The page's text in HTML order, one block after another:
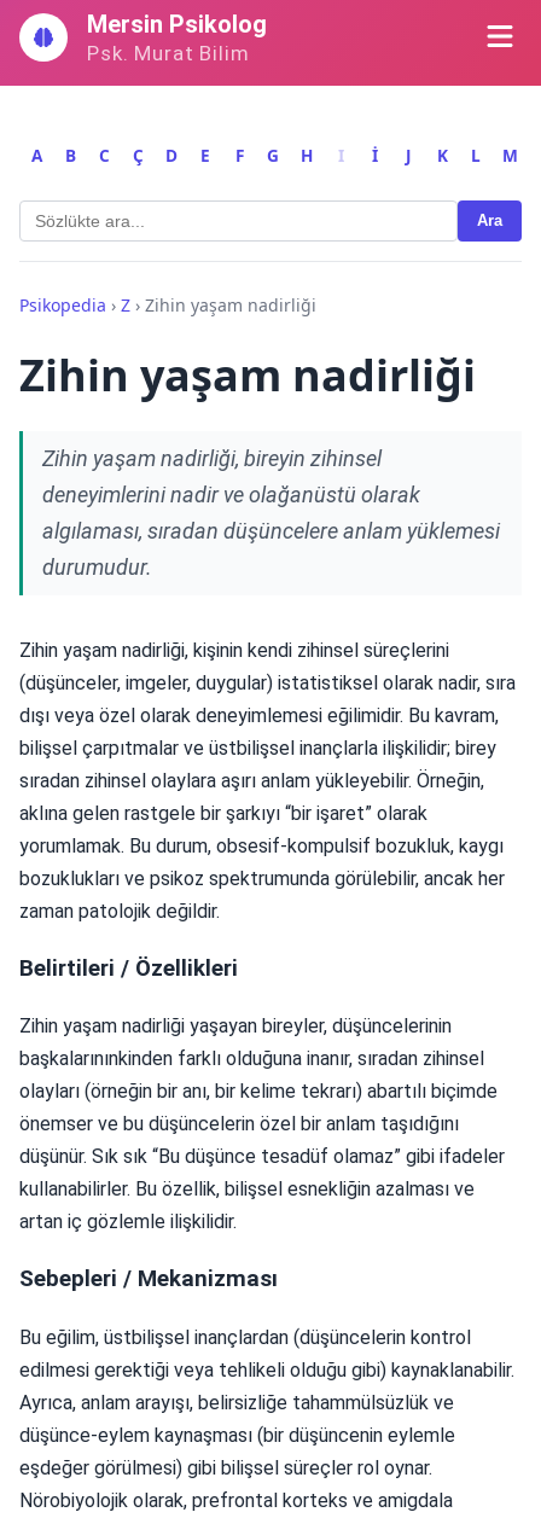
İçeriğe
geç
Mersin Psikolog
Psk. Murat Bilim
A B C Ç D E F G H I İ J K L M
Ara
Psikopedia › Z › Zihin yaşam nadirliği
Zihin yaşam nadirliği
Zihin yaşam nadirliği, bireyin zihinsel
deneyimlerini nadir ve olağanüstü olarak
algılaması, sıradan düşüncelere anlam yüklemesi
durumudur.
Zihin yaşam nadirliği, kişinin kendi zihinsel süreçlerini
(düşünceler, imgeler, duygular) istatistiksel olarak nadir, sıra
dışı veya özel olarak deneyimlemesi eğilimidir. Bu kavram,
bilişsel çarpıtmalar ve üstbilişsel inançlarla ilişkilidir; birey
sıradan zihinsel olaylara aşırı anlam yükleyebilir. Örneğin,
aklına gelen rastgele bir şarkıyı “bir işaret” olarak
yorumlamak. Bu durum, obsesif-kompulsif bozukluk, kaygı
bozuklukları ve psikoz spektrumunda görülebilir, ancak her
zaman patolojik değildir.
Belirtileri / Özellikleri
Zihin yaşam nadirliği yaşayan bireyler, düşüncelerinin
başkalarınınkinden farklı olduğuna inanır, sıradan zihinsel
olayları (örneğin bir anı, bir kelime tekrarı) abartılı biçimde
önemser ve bu düşüncelerin özel bir anlam taşıdığını
düşünür. Sık sık “Bu düşünce tesadüf olamaz” gibi ifadeler
kullanabilirler. Bu özellik, bilişsel esnekliğin azalması ve
artan iç gözlemle ilişkilidir.
Sebepleri / Mekanizması
Bu eğilim, üstbilişsel inançlardan (düşüncelerin kontrol
edilmesi gerektiği veya tehlikeli olduğu gibi) kaynaklanabilir.
Ayrıca, anlam arayışı, belirsizliğe tahammülsüzlük ve
düşünce-eylem kaynaşması (bir düşüncenin eylemle
eşdeğer görülmesi) gibi bilişsel süreçler rol oynar.
Nörobiyolojik olarak, prefrontal korteks ve amigdala